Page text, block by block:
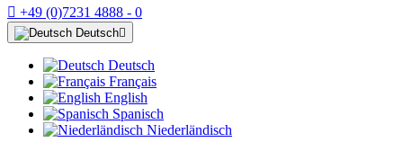
 +49 (0)7231 4888 - 0
Deutsch
Deutsch
Français
English
Spanisch
Niederländisch